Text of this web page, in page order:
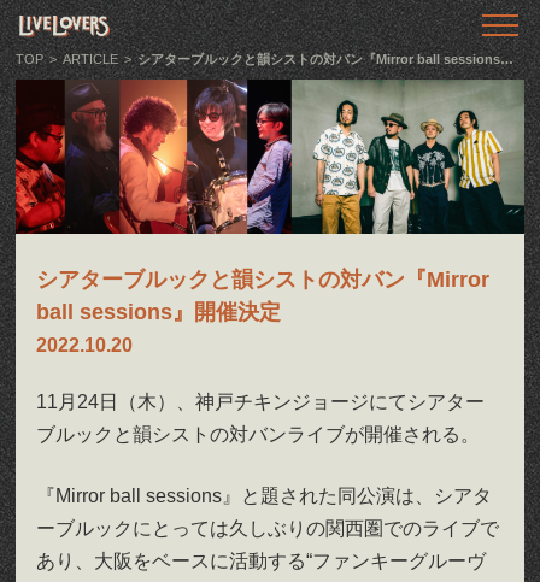
TOP
トップ
ABOUT
LIVE LOVERSとは
SHOWS
ライブ情報
LLTV
動画番組
音声番組
記事
TOP > ARTICLE > シアターブルックと韻シストの対バン『Mirror ball sessions』開催決定
シアターブルックと韻シストの対バン『Mirror
ball sessions』開催決定
2022.10.20
11月24日（木）、神戸チキンジョージにてシアター
ブルックと韻シストの対バンライブが開催される。
『Mirror ball sessions』と題された同公演は、シアタ
ーブルックにとっては久しぶりの関西圏でのライブで
あり、大阪をベースに活動する“ファンキーグルーヴ